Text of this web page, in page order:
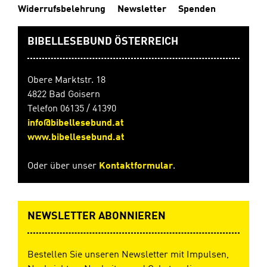
Widerrufsbelehrung
Newsletter Spenden
BIBELLESEBUND ÖSTERREICH
Obere Marktstr. 18
4822 Bad Goisern
Telefon 06135 / 41390
info@bibellesebund.at
www.bibellesebund.at
Oder über unser Kontaktformular.
NEWSLETTER ABONNIEREN
Bestellen Sie unseren Newsletter mit Impulsen,